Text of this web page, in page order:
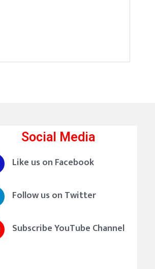
Social Media
Like us on Facebook
Follow us on Twitter
Subscribe YouTube Channel